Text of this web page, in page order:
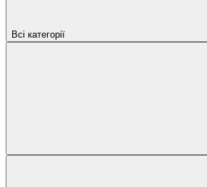
Всі категорії